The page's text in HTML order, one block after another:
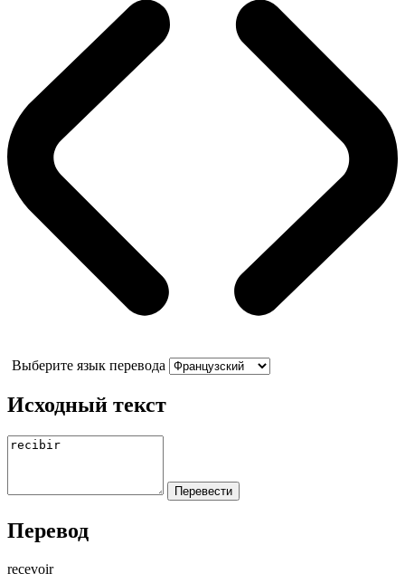
Выберите язык перевода
Исходный текст
Перевод
recevoir